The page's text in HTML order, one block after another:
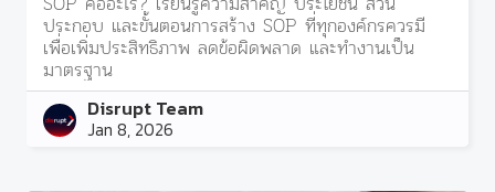
ประกอบ และขั้นตอนการสร้าง SOP ที่ทุกองค์กรควรมี
เพื่อเพิ่มประสิทธิภาพ ลดข้อผิดพลาด และทำงานเป็น
มาตรฐาน
Disrupt Team
Jan 8, 2026